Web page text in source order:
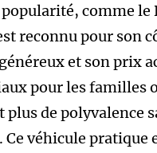
comme le
reconnu pour son
et son prix
pour les familles
plus de polyvalence
Ce véhicule pratique